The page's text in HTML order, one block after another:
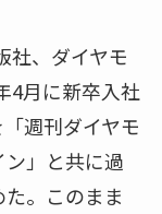
社、ダイヤモ
4月に新卒入社
週刊ダイヤモ
」と共に過
。このまま